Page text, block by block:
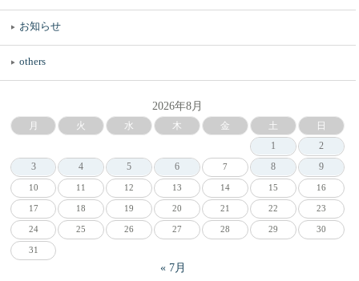
お知らせ
others
2026年8月
月 火 水 木 金 土
日
1
2
3
4 5 6 7 8 9
10 11 12 13 14 15 16
17 18 19 20 21 22 23
24 25 26 27 28 29 30
31
« 7月